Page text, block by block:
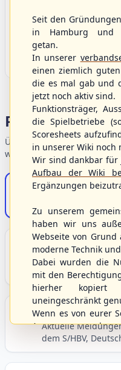
Bargenstedt
Beavers
Portalbereiche
Übersicht der
weiterführende
S/HBV-Shop
Unser Sport
Grundlagen und
und Baseball5.
Berichte und
Aktuelle
dem S/HBV,
Seit den
in Hamburg und
getan.
In unserer
einen ziemlich
die es mal gab und
jetzt noch aktiv sind.
Funktionsträger,
die Spielbetriebe
Scoresheets
in unserer Wiki noch
Wir sind dankbar
Aufbau der Wiki
Ergänzungen
Zu unserem
haben wir uns
Webseite von
moderne Technik
Dabei wurden die
mit den
hierher kopiert
uneingeschränkt
Wenn es von eurer
Anregungen
gerne an die
schicken.